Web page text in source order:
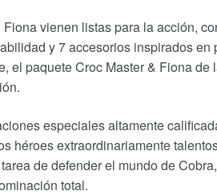
vienen listas para la acción,
y 7 accesorios inspirados
el paquete Croc Master & Fiona de
especiales altamente
héroes extraordinariamente
de defender el mundo de
total.